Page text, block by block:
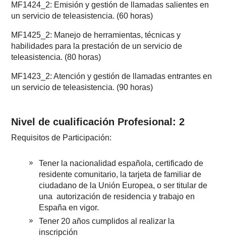
MF1424_2: Emisión y gestión de llamadas salientes en
un servicio de teleasistencia. (60 horas)
MF1425_2: Manejo de herramientas, técnicas y
habilidades para la prestación de un servicio de
teleasistencia. (80 horas)
MF1423_2: Atención y gestión de llamadas entrantes en
un servicio de teleasistencia. (90 horas)
Nivel de cualificación Profesional: 2
Requisitos de Participación:
Tener la nacionalidad española, certificado de
residente comunitario, la tarjeta de familiar de
ciudadano de la Unión Europea, o ser titular de
una autorización de residencia y trabajo en
España en vigor.
Tener 20 años cumplidos al realizar la
inscripción